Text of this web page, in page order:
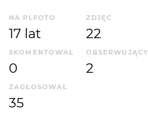
NA PLFOTO
17 lat
ZDJĘĆ
22
SKOMENTOWAŁ
0 2
ZAGŁOSOWAŁ
35